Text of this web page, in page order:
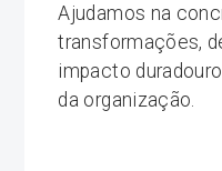
Ajudamos na
transformações,
impacto
da organização.